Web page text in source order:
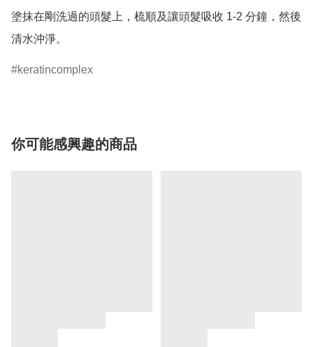
塗抹在剛洗過的頭髮上，梳順及讓頭髮吸收 1-2 分鐘，然後
清水沖淨。
keratincomplex
你可能感興趣的商品